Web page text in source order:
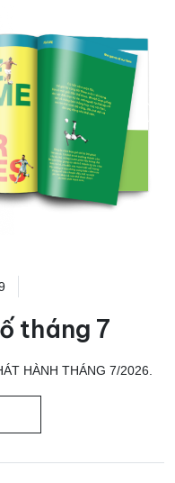
tháng 7
HÀNH THÁNG 7/2026.